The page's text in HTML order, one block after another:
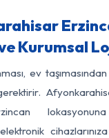
Kurumsal
ev